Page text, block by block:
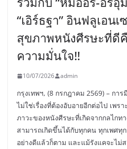
“เอิร์ธฐา” อินฟลูเอ
สุขภาพหนังศีรษะที่ดี
ความมั่นใจ!!
10/07/2026 admin
กรุงเทพฯ, (8 กรกฎาคม 2569) – กา
ไม่ใช่เรื่องที่ต้องอับอายอีกต่อไป เพร
ภาวะของหนังศีรษะที่เกิดจากกลไกท
สามารถเกิดขึ้นได้กับทุกคน ทุกเพศทุ
อย่างดีแล้วก็ตาม และแม้รังแคจะไม่